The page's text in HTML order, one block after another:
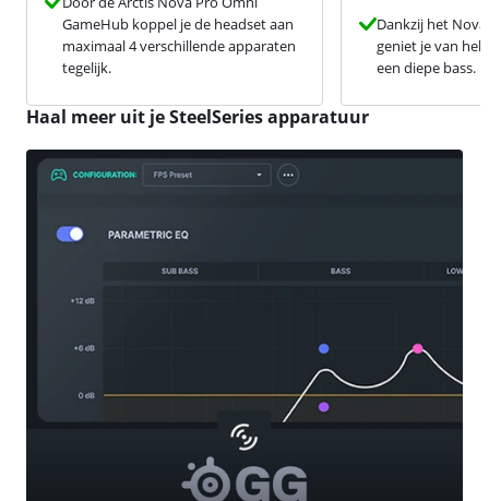
GameHub koppel je de headset aan
maximaal 4 verschillende apparaten
tegelijk.
Dankzij het
geniet je van
een diepe bass.
Haal meer uit je SteelSeries apparatuur